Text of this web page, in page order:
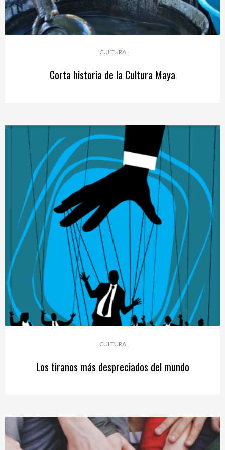
CULTURA
Corta historia de la Cultura Maya
CULTURA
Los tiranos más despreciados del mundo